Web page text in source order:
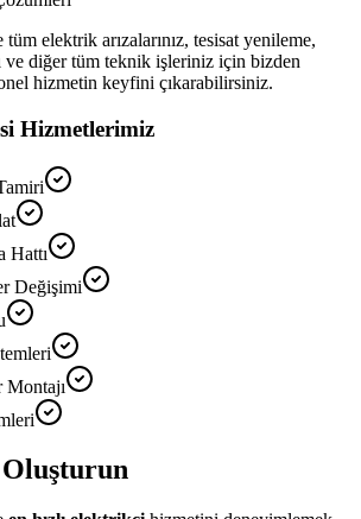
tüm elektrik arızalarınız, tesisat yenileme,
ve diğer tüm teknik işleriniz için bizden
hizmetin keyfini çıkarabilirsiniz.
Hizmetlerimiz
Hattı
Değişimi
Montajı
Oluşturun